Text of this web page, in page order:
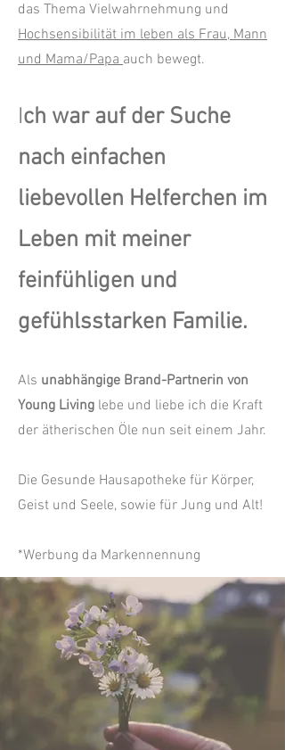
das Thema Vielwahrnehmung und
Hochsensibilität im leben als Frau, Mann
und Mama/Papaauch bewegt.
Ich war auf der Suche
nach einfachen
liebevollen Helferchen im
Leben mit meiner
feinfühligen und
gefühlsstarken Familie.
Als unabhängige Brand-Partnerin von
Young Living lebe und liebe ich die Kraft
der ätherischen Öle nun seit einem Jahr.
Die Gesunde Hausapotheke für Körper,
Geist und Seele, sowie für Jung und Alt!
*Werbung da Markennennung